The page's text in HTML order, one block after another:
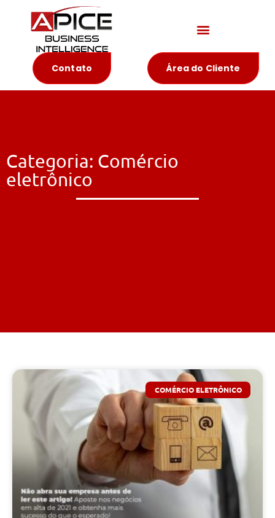
Contato Área do Cliente
Categoria: Comércio
eletrônico
COMÉRCIO ELETRÔNICO